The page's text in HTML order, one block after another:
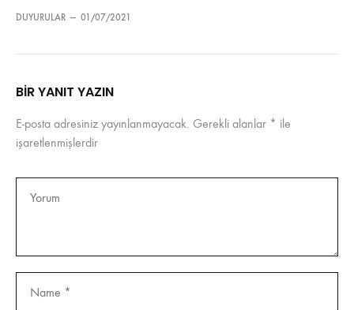
DUYURULAR — 01/07/2021
BIR YANIT YAZIN
E-posta adresiniz yayınlanmayacak. Gerekli alanlar * ile
işaretlenmişlerdir